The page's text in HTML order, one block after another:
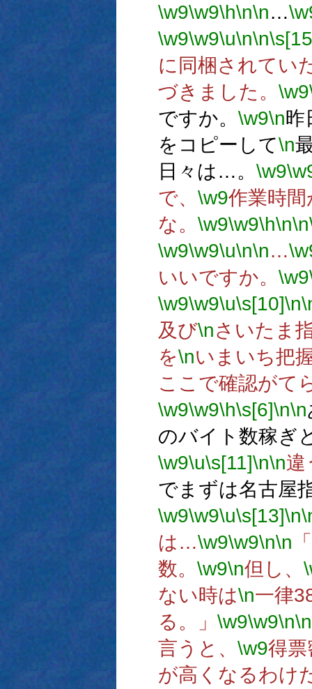
\w9\w9\h\n\n…
\w9\w9\u\n\n
に同梱されてい
づきました。 \w9
ですか。 \w9\n昨
をコピーして\n
日々は…。 \w9
で、 \w9作業時間
な。 \w9\w9\h\n\n
\w9\w9\u\n\n…
いいですか。 \w9
\w9\w9\u\s[10]\n
及び\nさいたま
を\nいまいち把
ここで確認がて
\w9\w9\h\s[6]\n\n
のバイト数稼ぎ
\w9\u\s[11]\n\n違
でまずは名古屋
\w9\w9\u\s[13]\n
は…\w9\w9\n\n
数。 \w9\n但し、
ない時は\n一律
る。」 \w9\w9\n\n
言うと、 \w9得
が高くなるわけ